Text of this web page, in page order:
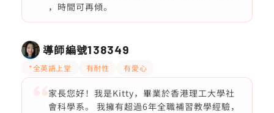
，時間可再傾。
導師編號138349
*全英語上堂 有耐性 有愛心
家長您好！我是Kitty，畢業於香港理工大學社
會科學系。 我擁有超過6年全職補習教學經驗，